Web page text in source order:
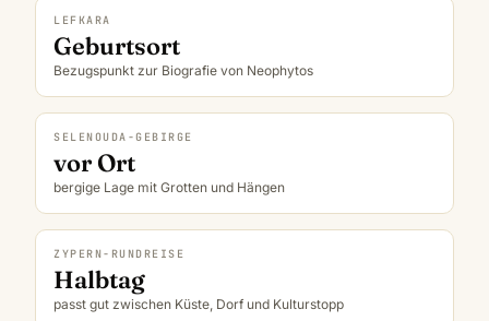
LEFKARA
Geburtsort
Bezugspunkt zur Biografie von Neophytos
SELENOUDA-GEBIRGE
vor Ort
bergige Lage mit Grotten und Hängen
ZYPERN-RUNDREISE
Halbtag
passt gut zwischen Küste, Dorf und Kulturstopp